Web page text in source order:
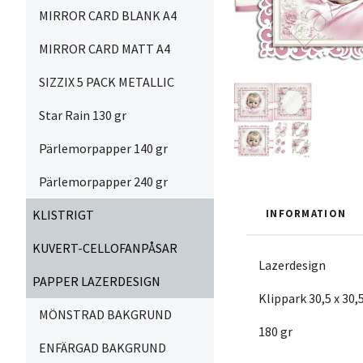
MIRROR CARD BLANK A4
MIRROR CARD MATT A4
SIZZIX 5 PACK METALLIC
Star Rain 130 gr
Pärlemorpapper 140 gr
Pärlemorpapper 240 gr
KLISTRIGT
KUVERT-CELLOFANPÅSAR
PAPPER LAZERDESIGN
MÖNSTRAD BAKGRUND
ENFÄRGAD BAKGRUND
INFORMATION
Lazerdesign
Klippark 30,5 x
180 gr